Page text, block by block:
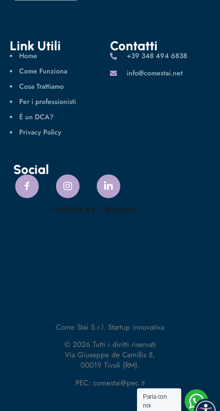
Link Utili
Home
Come Funziona
Cosa Trattiamo
Per i professionisti
È un DCA?
Privacy Policy
Contatti
‪+39 348 494 6838
info@comestai.net
Social
Come Stai S.r.l. Startup innovativa
© 2026 Tutti i diritti riservati
Via Giuseppe de Camillis 8,
00019 Tivoli (RM).
PEC: comestai@pec.it
Parla con
noi